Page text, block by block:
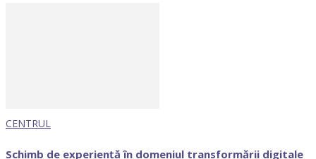
CENTRUL
Schimb de experiență în domeniul transformării digitale